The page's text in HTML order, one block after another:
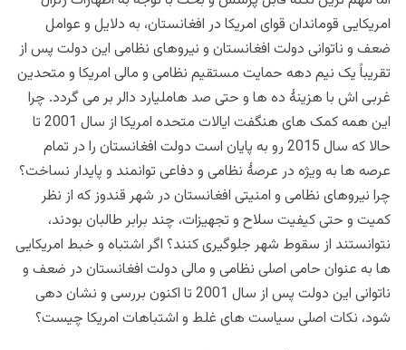
امریکایی قوماندان قوای امریکا در افغانستان، به دلایل و عوامل
ضعف و ناتوانی دولت افغانستان و نیروهای نظامی این دولت پس از
تقریباً یک نیم دهه حمایت مستقیم نظامی و مالی امریکا و متحدین
غربی اش با هزینۀ ده ها و حتی صد هاملیارد دالر بر می گردد. چرا
این همه کمک های هنگفت ایالات متحده امریکا از سال 2001 تا
حالا که سال 2015 رو به پایان است دولت افغانستان را در تمام
عرصه ها به ویژه در عرصۀ نظامی و دفاعی توانمند و پایدار نساخت؟
چرا نیروهای نظامی و امنیتی افغانستان در شهر قندوز که از نظر
کمیت و حتی کیفیت سلاح و تجهیزات، چند برابر طالبان بودند،
نتوانستند از سقوط شهر جلوگیری کنند؟ اگر اشتباه و خبط امریکایی
ها به عنوان حامی اصلی نظامی و مالی دولت افغانستان در ضعف و
ناتوانی این دولت پس از سال 2001 تا اکنون بررسی و نشان دهی
شود، نکات اصلی سیاست های غلط و اشتباهات امریکا چیست؟